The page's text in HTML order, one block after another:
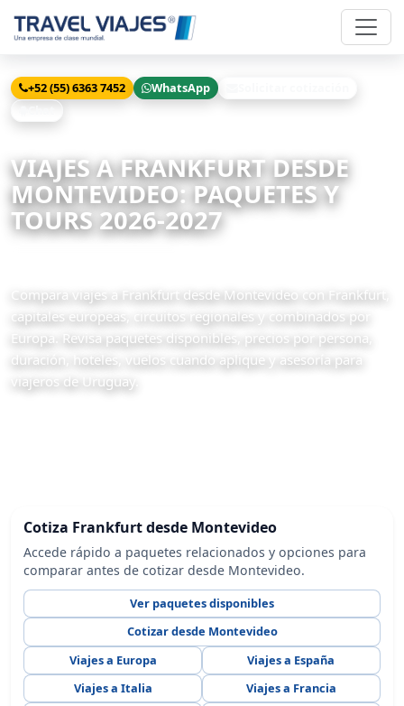
+52 (55) 6363 7452 WhatsApp
VIAJES A FRANKFURT DESDE
MONTEVIDEO: PAQUETES Y
TOURS 2026-2027
Compara viajes a Frankfurt desde Montevideo con Frankfurt,
capitales europeas, circuitos regionales y combinados por
Europa. Revisa paquetes disponibles, precios por persona,
duración, hoteles, vuelos cuando aplique y asesoría para
viajeros de Uruguay.
Cotiza Frankfurt desde Montevideo
Accede rápido a paquetes relacionados y opciones para
comparar antes de cotizar desde Montevideo.
Ver paquetes disponibles
Cotizar desde Montevideo
Viajes a Europa
Viajes a España
Viajes a Italia
Viajes a Francia